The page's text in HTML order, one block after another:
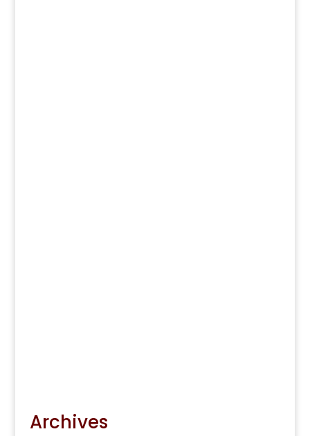
Archives